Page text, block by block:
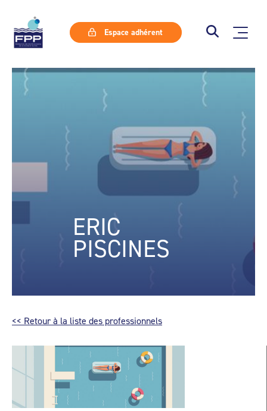
Espace adhérent
ERIC
PISCINES
<< Retour à la liste des professionnels